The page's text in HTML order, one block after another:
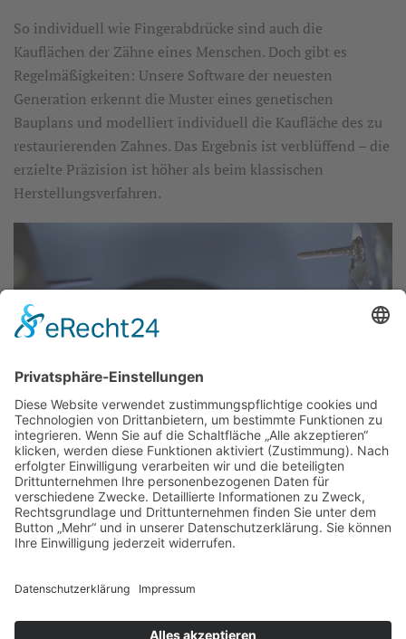
So individuell wie Fingerabdrücke sind auch die
Kauflächen der Zähne eines Menschen. Doch gibt es
Regelmäßigkeiten: Unsere Software der neuesten
Generation erkennt die Muster eines genetischen
Bauplans und modelliert individuell die Kaufläche des zu
restaurierenden Zahnes. Das Ergebnis ist verblüffend – die
erzielte Präzision ist höher als beim klassischen
Herstellungsverfahren.
Thomas-Müntzer-Straße 40, 36404 Vacha, Tel. 036962 -
und nach Vereinbarung